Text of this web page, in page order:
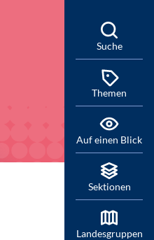
Suche
Themen
Auf einen Blick
Sektionen
Landesgruppen